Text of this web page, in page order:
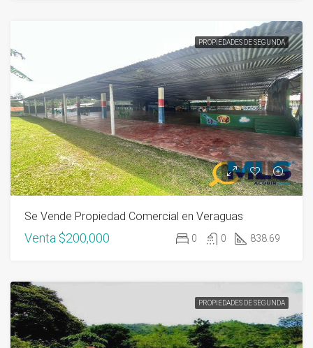
PROPIEDADES DE SEGUNDA
Se Vende Propiedad Comercial en Veraguas
Venta $200,000 0 0 838.69
PROPIEDADES DE SEGUNDA